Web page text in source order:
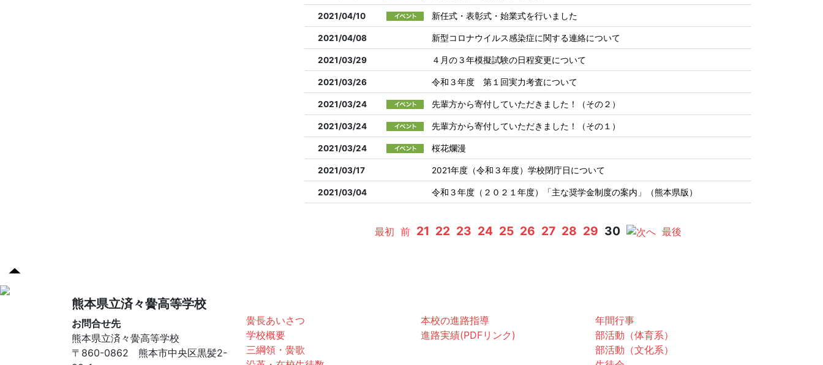
2021/04/10 新任式・表彰式・始業式を行いました
2021/04/08 新型コロナウイルス感染症に関する連絡について
2021/03/29 ４月の３年模擬試験の日程変更について
2021/03/26 令和３年度 第１回実力考査について
2021/03/24 先輩方から寄付していただきました！（その２）
2021/03/24 先輩方から寄付していただきました！（その１）
2021/03/24 桜花爛漫
2021/03/17 2021年度（令和３年度）学校閉庁日について
2021/03/04 令和３年度（２０２１年度）「主な奨学金制度の案内」（熊本県版）
最初 前 21 22 23 24 25 26 27 28 29 30 へ 最後
熊本県立済々黌高等学校
お問合せ先
熊本県立済々黌高等学校
〒860-0862 熊本市中央区黒髪2-
黌長あいさつ
学校概要
三綱領・黌歌
本校の進路指導
進路実績(PDFリンク)
年間行事
部活動（体育系）
部活動（文化系）